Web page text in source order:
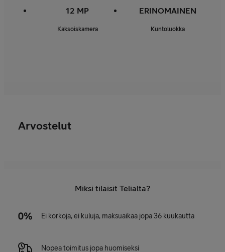
12 MP
Kaksoiskamera
ERINOMAINEN
Kuntoluokka
Arvostelut
Miksi tilaisit Telialta?
Ei korkoja, ei kuluja, maksuaikaa jopa 36 kuukautta
Nopea toimitus jopa huomiseksi